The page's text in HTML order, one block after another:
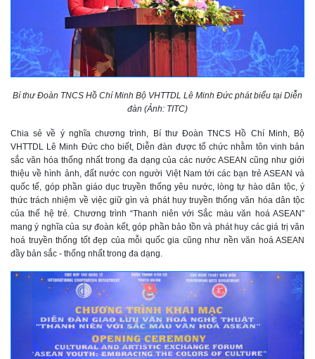
Bí thư Đoàn TNCS Hồ Chí Minh Bộ VHTTDL Lê Minh Đức phát biểu tại Diễn
đàn (Ảnh: TITC)
Chia sẻ về ý nghĩa chương trình, Bí thư Đoàn TNCS Hồ Chí Minh, Bộ
VHTTDL Lê Minh Đức cho biết, Diễn đàn được tổ chức nhằm tôn vinh bản
sắc văn hóa thống nhất trong đa dạng của các nước ASEAN cũng như giới
thiệu về hình ảnh, đất nước con người Việt Nam tới các bạn trẻ ASEAN và
quốc tế, góp phần giáo dục truyền thống yêu nước, lòng tự hào dân tộc, ý
thức trách nhiệm về việc giữ gìn và phát huy truyền thống văn hóa dân tộc
của thế hệ trẻ. Chương trình “Thanh niên với Sắc màu văn hoá ASEAN”
mang ý nghĩa của sự đoàn kết, góp phần bảo tồn và phát huy các giá trị văn
hoá truyền thống tốt đẹp của mỗi quốc gia cũng như nền văn hoá ASEAN
đầy bản sắc - thống nhất trong đa dạng.